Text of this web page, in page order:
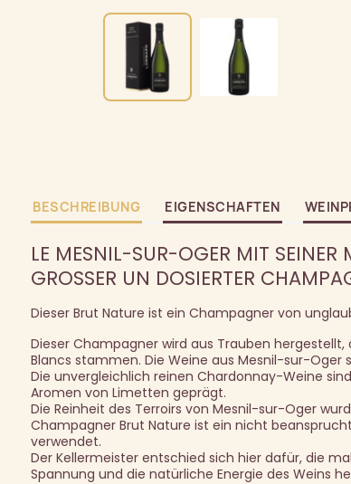
BESCHREIBUNG EIGENSCHAFTEN
LE MESNIL-SUR-OGER MIT SEINER
GROSSER UN DOSIERTER
Dieser Brut Nature ist ein Champagner von
Dieser Champagner wird aus Trauben
Blancs stammen. Die Weine aus Mesnil-sur-
Die unvergleichlich reinen Chardonnay-Weine
Aromen von Limetten geprägt.
Die Reinheit des Terroirs von Mesnil-sur-Oger
Champagner Brut Nature ist ein nicht
verwendet.
Der Kellermeister entschied sich hier dafür, die
Spannung und die natürliche Energie des Weins